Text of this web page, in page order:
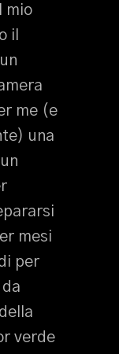
mio
il
me (e
una
mesi
per
verde